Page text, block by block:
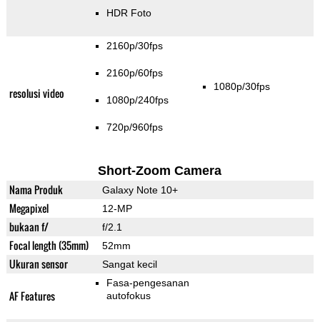
HDR Foto
resolusi video
2160p/30fps
2160p/60fps
1080p/240fps
720p/960fps
1080p/30fps
Short-Zoom Camera
Nama Produk Galaxy Note 10+
Megapixel 12-MP
bukaan f/ f/2.1
Focal length (35mm) 52mm
Ukuran sensor Sangat kecil
AF Features
Fasa-pengesanan
autofokus